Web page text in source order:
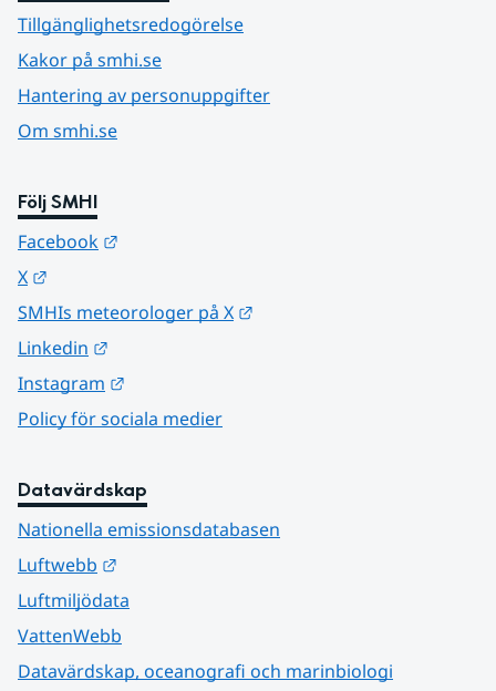
Tillgänglighetsredogörelse
Kakor på smhi.se
Hantering av personuppgifter
Om smhi.se
Följ SMHI
Facebook
X
SMHIs meteorologer på X
Linkedin
Instagram
Policy för sociala medier
Datavärdskap
Nationella emissionsdatabasen
Luftwebb
Luftmiljödata
VattenWebb
Datavärdskap, oceanografi och marinbiologi